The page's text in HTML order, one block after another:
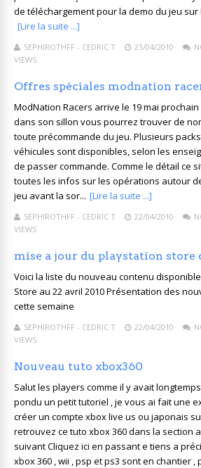
de téléchargement pour la demo du jeu sur
[Lire la suite ...]
SEPHIROTHFF - CEDRIC T 23/04/2010
VIEWS
Offres spéciales modnation
ModNation Racers arrive le 19 mai
dans son sillon vous pourrez trouver de
toute précommande du jeu. Plusieurs
véhicules sont disponibles, selon les
de passer commande. Comme le détail ce
toutes les infos sur les opérations autour
jeu avant la sor... [Lire la suite ...]
SEPHIROTHFF - CEDRIC T 22/04/2010
VIEWS
mise a jour du playstation store
Voici la liste du nouveau contenu
Store au 22 avril 2010 Présentation des
cette semaine
SEPHIROTHFF - CEDRIC T 22/04/2010
VIEWS
Nouveau tuto xbox360
Salut les players comme il y avait
pondu un petit tutoriel , je vous ai fait une
créer un compte xbox live us ou japonais
retrouvez ce tuto xbox 360 dans la section
suivant Cliquez ici en passant e tiens a
xbox 360 , wii , psp et ps3 sont en chantier ,